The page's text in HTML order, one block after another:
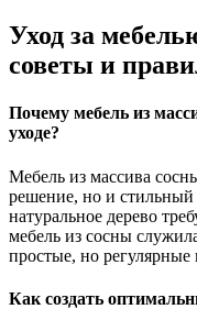
Уход за
советы и
Почему мебель из
уходе?
Мебель из массива
решение, но и стильный
натуральное дерево
мебель из сосны
простые, но регулярные
Как создать